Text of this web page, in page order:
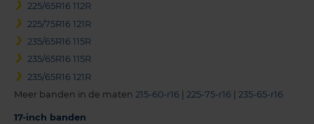
225/65R16 112R
225/75R16 121R
235/65R16 115R
235/65R16 115R
235/65R16 121R
Meer banden in de maten 215-60-r16 225-75-r16 235-65-r16
17-inch banden